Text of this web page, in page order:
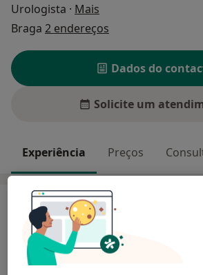
Urologista · Mais
Braga 2 endereços
Dados do
Solicite um
Experiência Preços
Experiência
Prof. Doutor Luís Figueiredo
Actividade Clínica
- Cirurgia minimamente invasiva: